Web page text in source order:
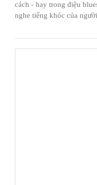
cách - hay trong điệu
nghe tiếng khóc của